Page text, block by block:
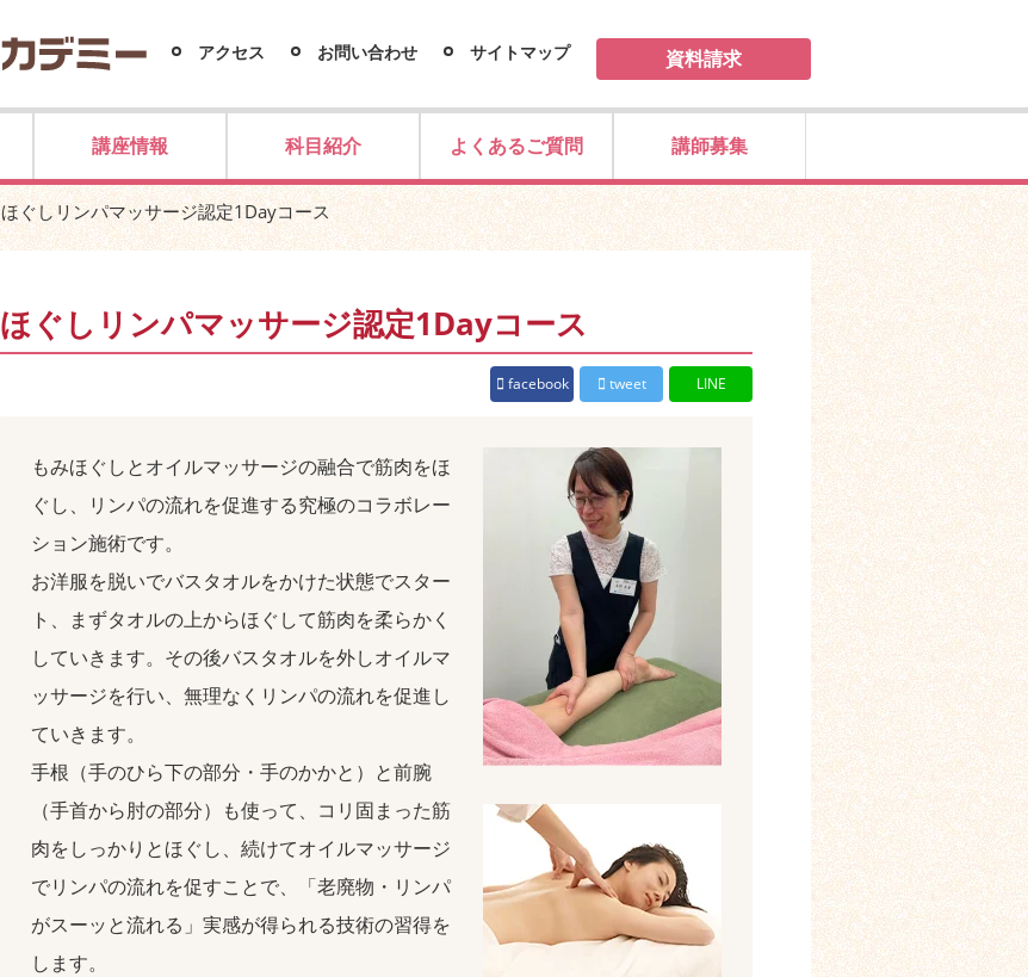
アクセス お問い合わせ サイトマップ 資料請求
講座情報 科目紹介 よくあるご質問 講師募集
ほぐしリンパマッサージ認定1Dayコース
ほぐしリンパマッサージ認定1Dayコース
facebook tweet LINE
もみほぐしとオイルマッサージの融合で筋肉をほ
ぐし、リンパの流れを促進する究極のコラボレー
ション施術です。
お洋服を脱いでバスタオルをかけた状態でスター
ト、まずタオルの上からほぐして筋肉を柔らかく
していきます。その後バスタオルを外しオイルマ
ッサージを行い、無理なくリンパの流れを促進し
ていきます。
手根（手のひら下の部分・手のかかと）と前腕
（手首から肘の部分）も使って、コリ固まった筋
肉をしっかりとほぐし、続けてオイルマッサージ
でリンパの流れを促すことで、「老廃物・リンパ
がスーッと流れる」実感が得られる技術の習得を
します。